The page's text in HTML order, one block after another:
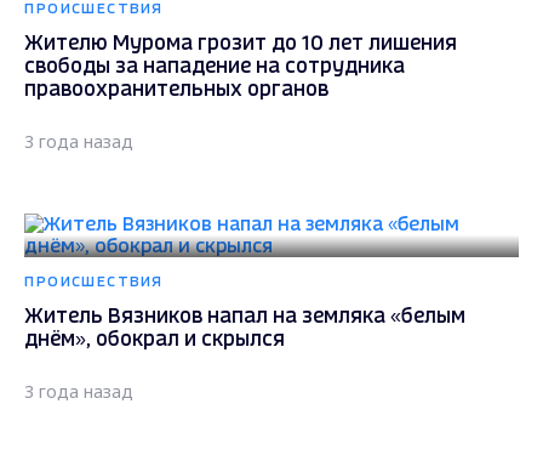
ПРОИСШЕСТВИЯ
Жителю Мурома грозит до 10 лет лишения
свободы за нападение на сотрудника
правоохранительных органов
3 года назад
ПРОИСШЕСТВИЯ
Житель Вязников напал на земляка «белым
днём», обокрал и скрылся
3 года назад